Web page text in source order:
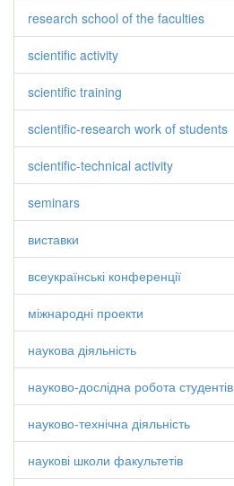
research school of the faculties
scientific activity
scientific training
scientific-research work of students
scientific-technical activity
seminars
виставки
всеукраїнські конференції
міжнародні проекти
наукова діяльність
науково-дослідна робота студентів
науково-технічна діяльність
наукові школи факультетів